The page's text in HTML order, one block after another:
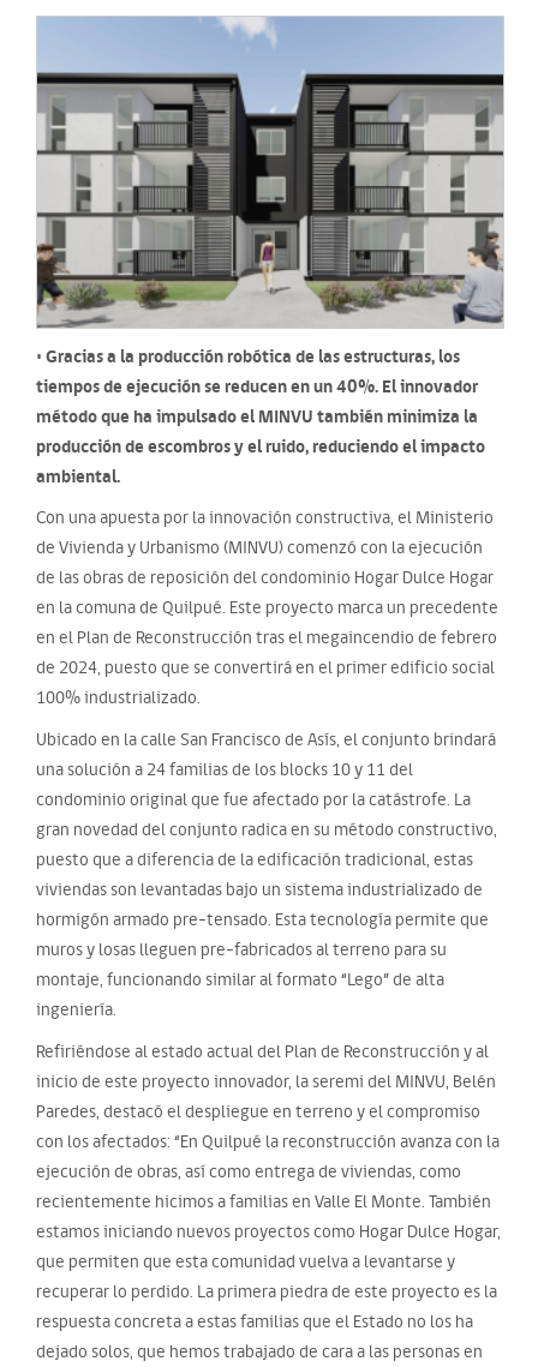
• Gracias a la producción robótica de las estructuras, los
tiempos de ejecución se reducen en un 40%. El innovador
método que ha impulsado el MINVU también minimiza la
producción de escombros y el ruido, reduciendo el impacto
ambiental.
Con una apuesta por la innovación constructiva, el Ministerio
de Vivienda y Urbanismo (MINVU) comenzó con la ejecución
de las obras de reposición del condominio Hogar Dulce Hogar
en la comuna de Quilpué. Este proyecto marca un precedente
en el Plan de Reconstrucción tras el megaincendio de febrero
de 2024, puesto que se convertirá en el primer edificio social
100% industrializado.
Ubicado en la calle San Francisco de Asís, el conjunto brindará
una solución a 24 familias de los blocks 10 y 11 del
condominio original que fue afectado por la catástrofe. La
gran novedad del conjunto radica en su método constructivo,
puesto que a diferencia de la edificación tradicional, estas
viviendas son levantadas bajo un sistema industrializado de
hormigón armado pre-tensado. Esta tecnología permite que
muros y losas lleguen pre-fabricados al terreno para su
montaje, funcionando similar al formato “Lego” de alta
ingeniería.
Refiriéndose al estado actual del Plan de Reconstrucción y al
inicio de este proyecto innovador, la seremi del MINVU, Belén
Paredes, destacó el despliegue en terreno y el compromiso
con los afectados: “En Quilpué la reconstrucción avanza con la
ejecución de obras, así como entrega de viviendas, como
recientemente hicimos a familias en Valle El Monte. También
estamos iniciando nuevos proyectos como Hogar Dulce Hogar,
que permiten que esta comunidad vuelva a levantarse y
recuperar lo perdido. La primera piedra de este proyecto es la
respuesta concreta a estas familias que el Estado no los ha
dejado solos, que hemos trabajado de cara a las personas en